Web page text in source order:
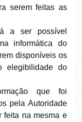
serem feitas as
a ser possível
informática do
disponíveis os
elegibilidade do
que foi
pela Autoridade
feita na mesma e